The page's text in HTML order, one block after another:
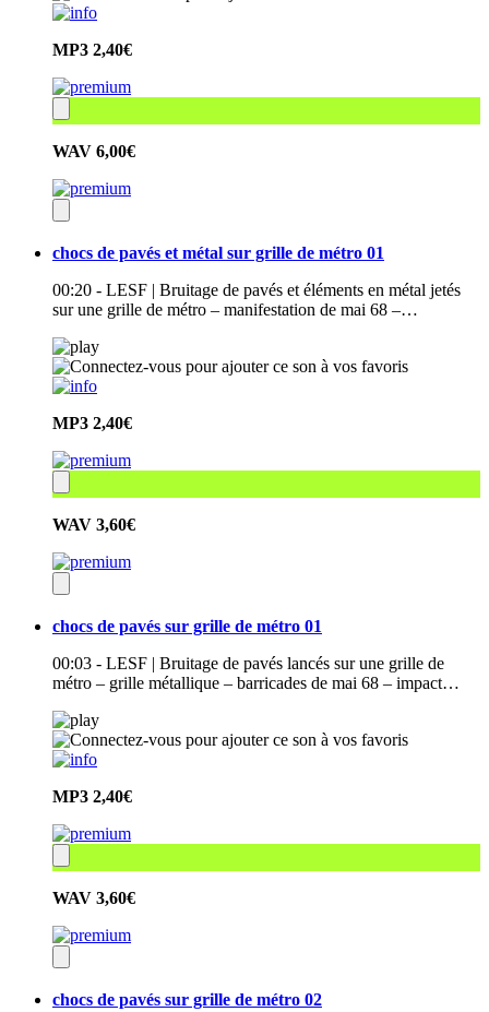
MP3 2,40€
WAV 6,00€
chocs de pavés et métal sur grille de métro 01
00:20 - LESF | Bruitage de pavés et éléments en métal jetés
sur une grille de métro – manifestation de mai 68 –…
MP3 2,40€
WAV 3,60€
chocs de pavés sur grille de métro 01
00:03 - LESF | Bruitage de pavés lancés sur une grille de
métro – grille métallique – barricades de mai 68 – impact…
MP3 2,40€
WAV 3,60€
chocs de pavés sur grille de métro 02